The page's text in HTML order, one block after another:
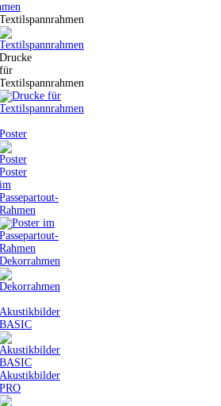
Textilspannrahmen
Drucke
für
Textilspannrahmen
Poster
Poster
im
Passepartout-
Rahmen
Dekorrahmen
Akustikbilder
BASIC
Akustikbilder
PRO